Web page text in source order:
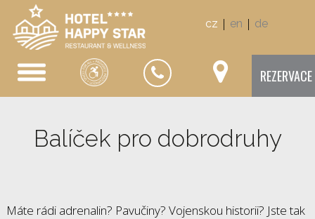
cz | en | de
REZERVACE
Balíček pro dobrodruhy
Máte rádi adrenalin? Pavučiny? Vojenskou historii? Jste tak